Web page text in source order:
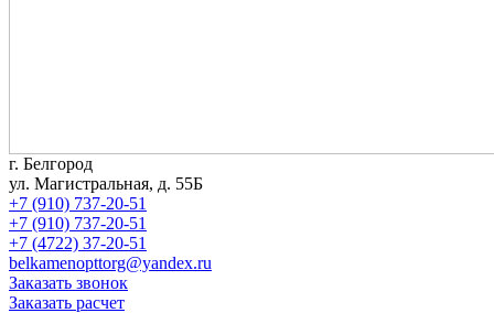
г. Белгород
ул. Магистральная, д. 55Б
+7 (910) 737-20-51
+7 (910) 737-20-51
+7 (4722) 37-20-51
belkamenopttorg@yandex.ru
Заказать звонок
Заказать расчет